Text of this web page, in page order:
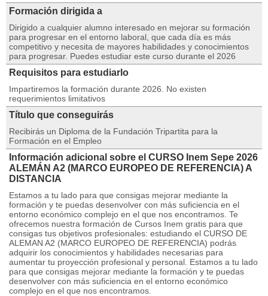
Formación dirigida a
Dirigido a cualquier alumno interesado en mejorar su formación
para progresar en el entorno laboral, que cada día es más
competitivo y necesita de mayores habilidades y conocimientos
para progresar. Puedes estudiar este curso durante el 2026
Requisitos para estudiarlo
Impartiremos la formación durante 2026. No existen
requerimientos limitativos
Título que conseguirás
Recibirás un Diploma de la Fundación Tripartita para la
Formación en el Empleo
Información adicional sobre el CURSO Inem Sepe 2026
ALEMÁN A2 (MARCO EUROPEO DE REFERENCIA) A
DISTANCIA
Estamos a tu lado para que consigas mejorar mediante la
formación y te puedas desenvolver con más suficiencia en el
entorno económico complejo en el que nos encontramos. Te
ofrecemos nuestra formación de Cursos Inem gratis para que
consigas tus objetivos profesionales: estudiando el CURSO DE
ALEMAN A2 (MARCO EUROPEO DE REFERENCIA) podrás
adquirir los conocimientos y habilidades necesarias para
aumentar tu proyección profesional y personal. Estamos a tu lado
para que consigas mejorar mediante la formación y te puedas
desenvolver con más suficiencia en el entorno económico
complejo en el que nos encontramos.